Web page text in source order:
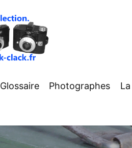
Glossaire Photographes